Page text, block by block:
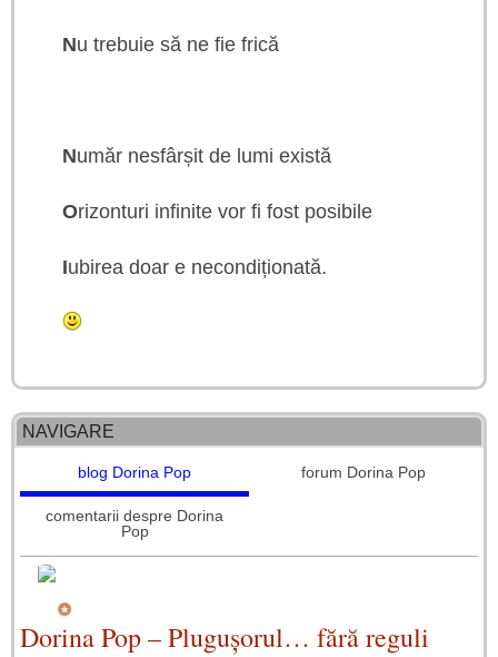
Nu trebuie să ne fie frică
Număr nesfârșit de lumi există
Orizonturi infinite vor fi fost posibile
Iubirea doar e necondiționată.
NAVIGARE
blog Dorina Pop forum Dorina Pop
comentarii despre Dorina
Pop
Dorina Pop – Plugușorul… fără reguli